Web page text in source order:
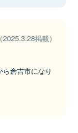
（2025.3.28掲載）
倉吉市になり